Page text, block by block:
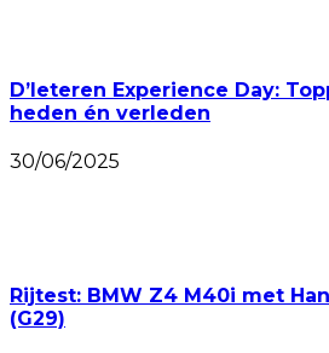
D’Ieteren Experience Day:
heden én verleden
30/06/2025
Rijtest: BMW Z4 M40i met
(G29)